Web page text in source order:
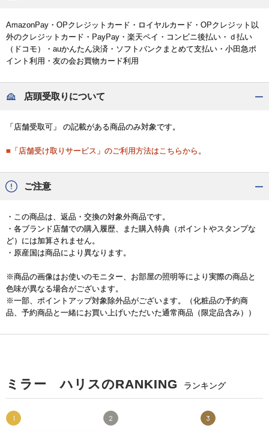
AmazonPay・OPクレジットカード・ロイヤルカード・OPクレジット以
外のクレジットカード・PayPay・楽天ペイ・コンビニ後払い・ｄ払い
（ドコモ）・auかんたん決済・ソフトバンクまとめて支払い・小田急ポ
イント利用・友の会お買物カード利用
店頭受取りについて
「店舗受取可」 の記載がある商品のみ対象です。
■「店舗受け取りサービス」のご利用方法はこちらから。
ご注意
・この商品は、返品・交換の対象外商品です。
・各ブランド店舗での購入履歴、また購入特典（ポイントやスタンプな
ど）には加算されません。
・原産国は商品により異なります。
※商品の画像はお使いのモニター、お部屋の照明等により実際の商品と
色味が異なる場合がございます。
※一部、ポイントアップ対象除外品がございます。（化粧品の予約商
品、予約商品と一緒にお買い上げいただいた通常商品（限定品含み））
ミラー ハリスのRANKING ランキング
1 2 3